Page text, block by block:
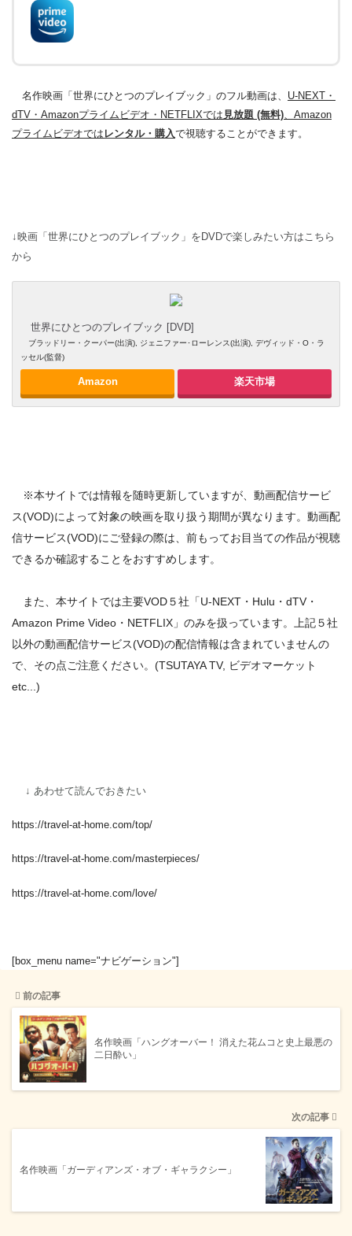
名作映画「世界にひとつのプレイブック」のフル動画は、 U-NEXT・
dTV・Amazonプライムビデオ・NETFLIXでは 見放題 (無料)、Amazon
プライムビデオでは レンタル・購入で視聴することができます。
↓映画「世界にひとつのプレイブック」をDVDで楽しみたい方はこちら
から
世界にひとつのプレイブック [DVD]
ブラッドリー・クーパー(出演), ジェニファー･ローレンス(出演), デヴィッド・O・ラ
ッセル(監督)
Amazon 楽天市場
※本サイトでは情報を随時更新していますが、動画配信サービ
ス(VOD)によって対象の映画を取り扱う期間が異なります。動画配
信サービス(VOD)にご登録の際は、前もってお目当ての作品が視聴
できるか確認することをおすすめします。
また、本サイトでは主要VOD５社「U-NEXT・Hulu・dTV・
Amazon Prime Video・NETFLIX」のみを扱っています。上記５社
以外の動画配信サービス(VOD)の配信情報は含まれていませんの
で、その点ご注意ください。(TSUTAYA TV, ビデオマーケット
etc...)
↓ あわせて読んでおきたい
https://travel-at-home.com/top/
https://travel-at-home.com/masterpieces/
https://travel-at-home.com/love/
[box_menu name="ナビゲーション"]
前の記事
名作映画「ハングオーバー！ 消えた花ムコと史上最悪の
二日酔い」
次の記事
名作映画「ガーディアンズ・オブ・ギャラクシー」